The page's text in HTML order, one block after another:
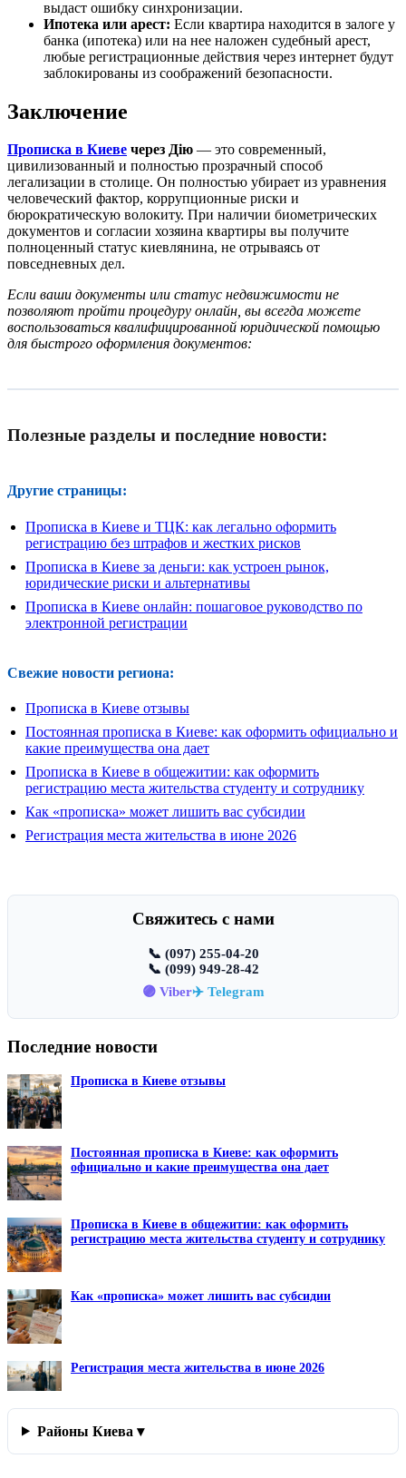
выдаст ошибку синхронизации.
Ипотека или арест: Если квартира находится в залоге у
банка (ипотека) или на нее наложен судебный арест,
любые регистрационные действия через интернет будут
заблокированы из соображений безопасности.
Заключение
Прописка в Киеве через Дію — это современный,
цивилизованный и полностью прозрачный способ
легализации в столице. Он полностью убирает из уравнения
человеческий фактор, коррупционные риски и
бюрократическую волокиту. При наличии биометрических
документов и согласии хозяина квартиры вы получите
полноценный статус киевлянина, не отрываясь от
повседневных дел.
Если ваши документы или статус недвижимости не
позволяют пройти процедуру онлайн, вы всегда можете
воспользоваться квалифицированной юридической помощью
для быстрого оформления документов:
Полезные разделы и последние новости:
Другие страницы:
Прописка в Киеве и ТЦК: как легально оформить
регистрацию без штрафов и жестких рисков
Прописка в Киеве за деньги: как устроен рынок,
юридические риски и альтернативы
Прописка в Киеве онлайн: пошаговое руководство по
электронной регистрации
Свежие новости региона:
Прописка в Киеве отзывы
Постоянная прописка в Киеве: как оформить официально и
какие преимущества она дает
Прописка в Киеве в общежитии: как оформить
регистрацию места жительства студенту и сотруднику
Как «прописка» может лишить вас субсидии
Регистрация места жительства в июне 2026
Свяжитесь с нами
📞 (097) 255-04-20
📞 (099) 949-28-42
🟣 Viber✈️ Telegram
Последние новости
Прописка в Киеве отзывы
Постоянная прописка в Киеве: как оформить
официально и какие преимущества она дает
Прописка в Киеве в общежитии: как оформить
регистрацию места жительства студенту и сотруднику
Как «прописка» может лишить вас субсидии
Регистрация места жительства в июне 2026
Районы Киева ▾